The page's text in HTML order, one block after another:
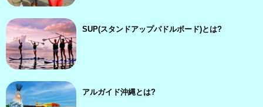
SUP(スタンドアップパドルボード)とは?
アルガイド沖縄とは?